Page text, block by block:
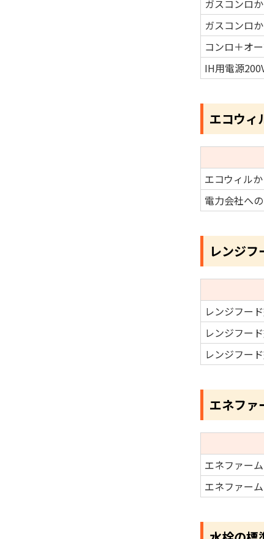
ガスコンロ
ガスコンロ
コンロ＋オ
IH用電源
エコウィ
エコウィル
電力会社へ
レンジ
レンジフー
レンジフー
レンジフー
エネファ
エネファー
エネファー